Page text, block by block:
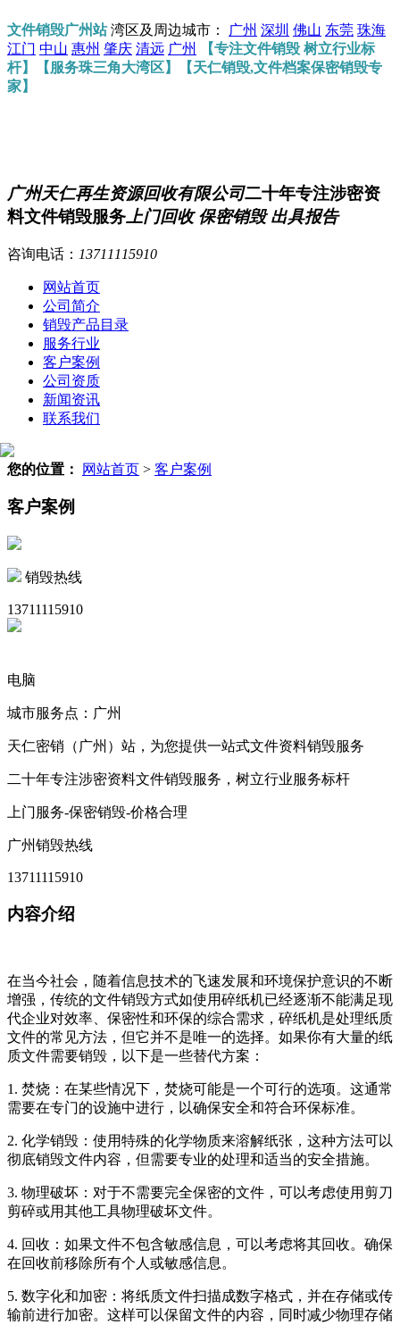
文件销毁广州站湾区及周边城市： 广州 深圳 佛山 东莞 珠海
江门 中山 惠州 肇庆 清远 广州
【专注文件销毁 树立行业标
杆】【服务珠三角大湾区】【天仁销毁,文件档案保密销毁专
家】
广州天仁再生资源回收有限公司二十年专注涉密资
料文件销毁服务 上门回收 保密销毁 出具报告
咨询电话： 13711115910
网站首页
公司简介
销毁产品目录
服务行业
客户案例
公司资质
新闻资讯
联系我们
您的位置： 网站首页 > 客户案例
客户案例
销毁热线
13711115910
电脑
城市服务点：广州
天仁密销（广州）站，为您提供一站式文件资料销毁服务
二十年专注涉密资料文件销毁服务，树立行业服务标杆
上门服务-保密销毁-价格合理
广州销毁热线
13711115910
内容介绍
在当今社会，随着信息技术的飞速发展和环境保护意识的不断
增强，传统的文件销毁方式如使用碎纸机已经逐渐不能满足现
代企业对效率、保密性和环保的综合需求，碎纸机是处理纸质
文件的常见方法，但它并不是唯一的选择。如果你有大量的纸
质文件需要销毁，以下是一些替代方案：
1. 焚烧：在某些情况下，焚烧可能是一个可行的选项。这通常
需要在专门的设施中进行，以确保安全和符合环保标准。
2. 化学销毁：使用特殊的化学物质来溶解纸张，这种方法可以
彻底销毁文件内容，但需要专业的处理和适当的安全措施。
3. 物理破坏：对于不需要完全保密的文件，可以考虑使用剪刀
剪碎或用其他工具物理破坏文件。
4. 回收：如果文件不包含敏感信息，可以考虑将其回收。确保
在回收前移除所有个人或敏感信息。
5. 数字化和加密：将纸质文件扫描成数字格式，并在存储或传
输前进行加密。这样可以保留文件的内容，同时减少物理存储